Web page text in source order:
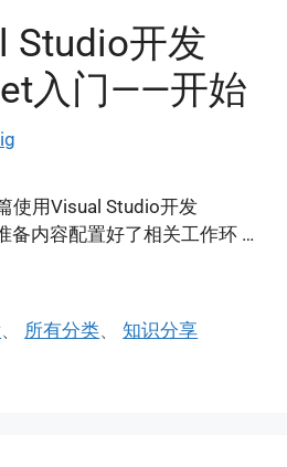
Studio开发
入门——开始
使用Visual Studio开发
内容配置好了相关工作环 …
、 所有分类、知识分享